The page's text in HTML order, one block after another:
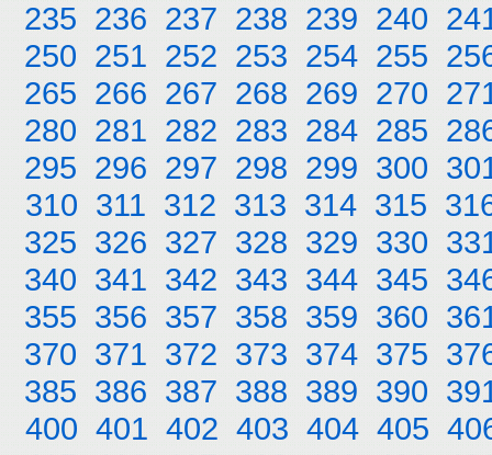
235 236 237 238 239 240
250 251 252 253 254 255
265 266 267 268 269 270
280 281 282 283 284 285
295 296 297 298 299 300
310 311 312 313 314 315
325 326 327 328 329 330
340 341 342 343 344 345
355 356 357 358 359 360
370 371 372 373 374 375
385 386 387 388 389 390
400 401 402 403 404 405